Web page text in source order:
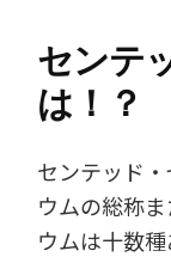
センテ
は！？
センテッド
ウムの総称
ウムは十数